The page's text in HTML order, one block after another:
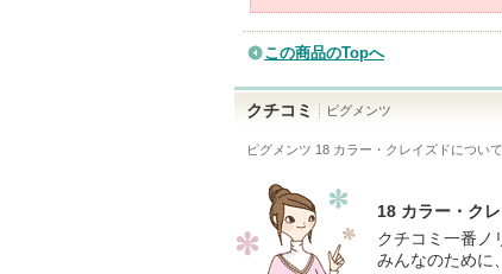
この商品のTopへ
クチコミ ピグメンツ
ピグメンツ 18 カラー・クレイズドについ
18 カラー・ク
クチコミ一番ノ
みんなのために